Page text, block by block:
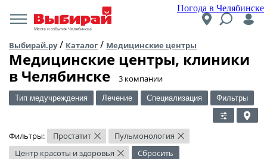
Погода в Челябинске
Места и события Челябинска
Выбирай.ру/ Каталог / Медицинские центры
Медицинские центры, клиники
в Челябинске
​3 компании
Тип медучреждения Лечение Специализация Фильтры
Фильтры: Простатит × Пульмонология ×
Центр красоты и здоровья × Сбросить